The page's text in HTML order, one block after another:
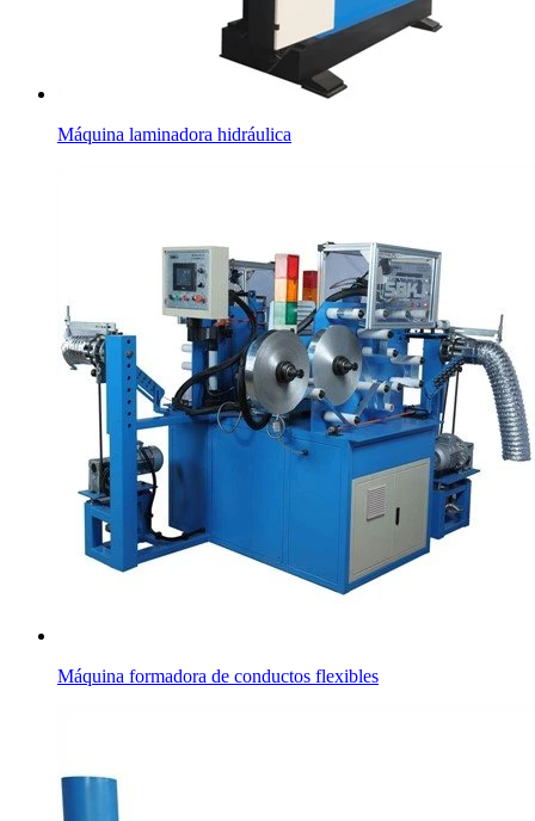
Máquina laminadora hidráulica
Máquina formadora de conductos flexibles